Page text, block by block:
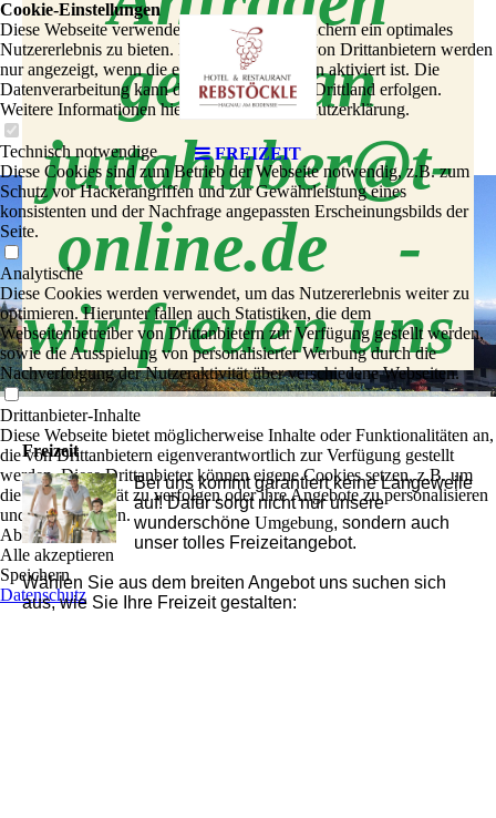
FREIZEIT
gerne an
juttahuber@t-
online.de -
wir freuen uns
Freizeit
Bei uns kommt garantiert keine Langeweile
auf! Dafür sorgt nicht nur unsere
wunderschöneUmgebung, sondern auch
unser tolles Freizeitangebot.
Wählen Sie aus dem breiten Angebot uns suchen sich
aus, wie Sie Ihre Freizeit gestalten:
Cookie-Einstellungen
Diese Webseite verwendet Cookies, um Besuchern ein optimales
Nutzererlebnis zu bieten. Bestimmte Inhalte von Drittanbietern werden
nur angezeigt, wenn die entsprechende Option aktiviert ist. Die
Datenverarbeitung kann dann auch in einem Drittland erfolgen.
Weitere Informationen hierzu in der Datenschutzerklärung.
Technisch notwendige
Diese Cookies sind zum Betrieb der Webseite notwendig, z.B. zum
Schutz vor Hackerangriffen und zur Gewährleistung eines
konsistenten und der Nachfrage angepassten Erscheinungsbilds der
Seite.
Analytische
Diese Cookies werden verwendet, um das Nutzererlebnis weiter zu
optimieren. Hierunter fallen auch Statistiken, die dem
Webseitenbetreiber von Drittanbietern zur Verfügung gestellt werden,
sowie die Ausspielung von personalisierter Werbung durch die
Nachverfolgung der Nutzeraktivität über verschiedene Webseiten.
Drittanbieter-Inhalte
Diese Webseite bietet möglicherweise Inhalte oder Funktionalitäten an,
die von Drittanbietern eigenverantwortlich zur Verfügung gestellt
werden. Diese Drittanbieter können eigene Cookies setzen, z.B. um
die Nutzeraktivität zu verfolgen oder ihre Angebote zu personalisieren
und zu optimieren.
Ablehnen
Alle akzeptieren
Speichern
Datenschutz